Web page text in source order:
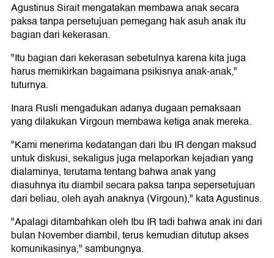
Agustinus Sirait mengatakan membawa anak secara
paksa tanpa persetujuan pemegang hak asuh anak itu
bagian dari kekerasan.
"Itu bagian dari kekerasan sebetulnya karena kita juga
harus memikirkan bagaimana psikisnya anak-anak,"
tuturnya.
Inara Rusli mengadukan adanya dugaan pemaksaan
yang dilakukan Virgoun membawa ketiga anak mereka.
"Kami menerima kedatangan dari Ibu IR dengan maksud
untuk diskusi, sekaligus juga melaporkan kejadian yang
dialaminya, terutama tentang bahwa anak yang
diasuhnya itu diambil secara paksa tanpa sepersetujuan
dari beliau, oleh ayah anaknya (Virgoun)," kata Agustinus.
"Apalagi ditambahkan oleh Ibu IR tadi bahwa anak ini dari
bulan November diambil, terus kemudian ditutup akses
komunikasinya," sambungnya.